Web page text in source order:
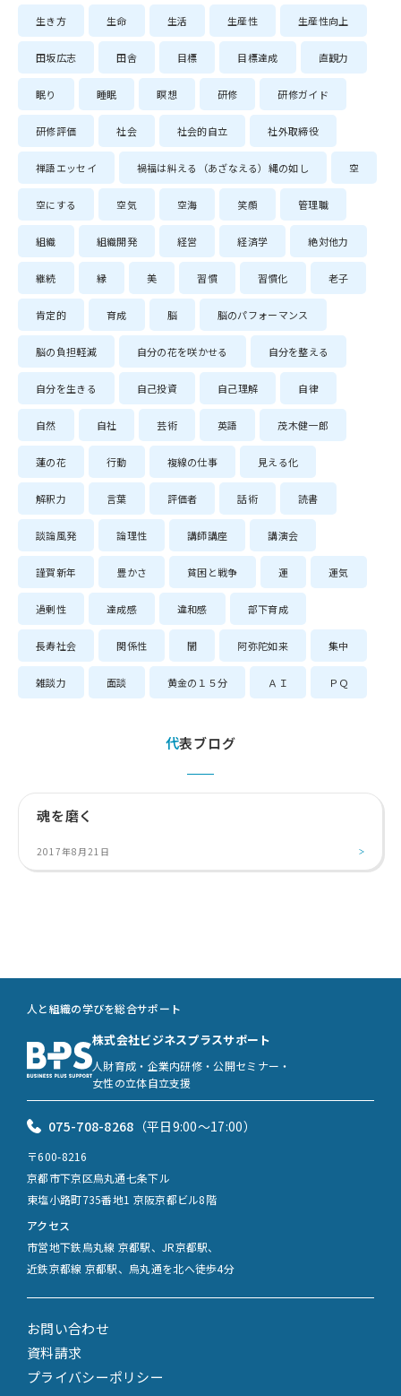
生き方 生命 生活 生産性 生産性向上
田坂広志 田舎 目標 目標達成 直観力
眠り 睡眠 瞑想 研修 研修ガイド
研修評価 社会 社会的自立 社外取締役
禅語エッセイ 禍福は糾える（あざなえる）縄の如し 空
空にする 空気 空海 笑顔 管理職
組織 組織開発 経営 経済学 絶対他力
継続 縁 美 習慣 習慣化 老子
肯定的 育成 脳 脳のパフォーマンス
脳の負担軽減 自分の花を咲かせる 自分を整える
自分を生きる 自己投資 自己理解 自律
自然 自社 芸術 英語 茂木健一郎
蓮の花 行動 複線の仕事 見える化
解釈力 言葉 評価者 話術 読書
談論風発 論理性 講師講座 講演会
謹賀新年 豊かさ 貧困と戦争 運 運気
過剰性 達成感 違和感 部下育成
長寿社会 関係性 闇 阿弥陀如来 集中
雑談力 面談 黄金の１５分 ＡＩ ＰＱ
代表ブログ
魂を磨く
2017年8月21日
お問い合わせ
資料請求
プライバシーポリシー
人と組織の学びを総合サポート
株式会社ビジネスプラスサポート
人財育成・企業内研修・公開セミナー・
女性の立体自立支援
075-708-8268 （平日9:00〜17:00）
〒600-8216
京都市下京区烏丸通七条下ル
東塩小路町735番地1 京阪京都ビル8階
アクセス
市営地下鉄烏丸線 京都駅、JR京都駅、
近鉄京都線 京都駅、烏丸通を北へ徒歩4分